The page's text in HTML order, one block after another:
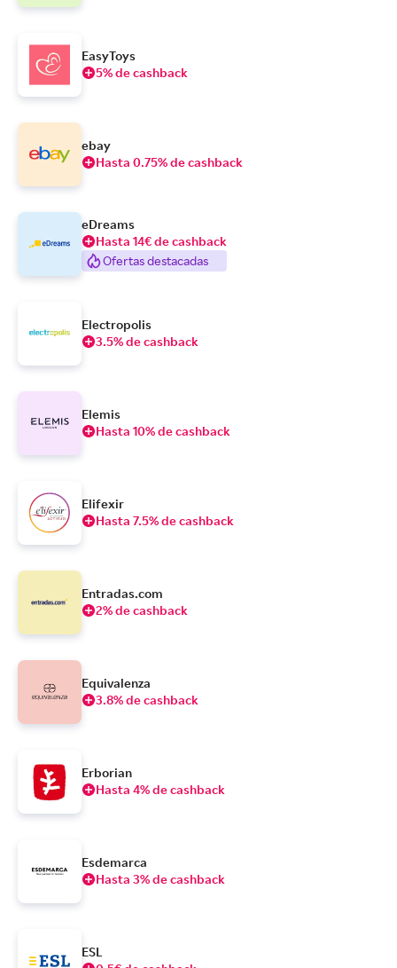
EasyToys
5% de cashback
ebay
Hasta 0.75% de cashback
eDreams
Hasta 14€ de cashback
Ofertas destacadas
Electropolis
3.5% de cashback
Elemis
Hasta 10% de cashback
Elifexir
Hasta 7.5% de cashback
Entradas.com
2% de cashback
Equivalenza
3.8% de cashback
Erborian
Hasta 4% de cashback
Esdemarca
Hasta 3% de cashback
ESL